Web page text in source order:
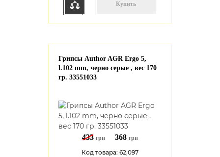
Купить
Грипсы Author AGR Ergo 5,
l.102 mm, черно серые , вес 170
гр. 33551033
433 грн 368 грн
Код товара: 62,097